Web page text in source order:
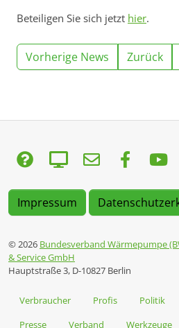
Beteiligen Sie sich jetzt hier.
Vorherige News Zurück
Impressum
© 2026 Bundesverband Wärmepumpe
& Service GmbH
Hauptstraße 3, D-10827 Berlin
Verbraucher Profis Politik
Presse
Verband Werkzeuge